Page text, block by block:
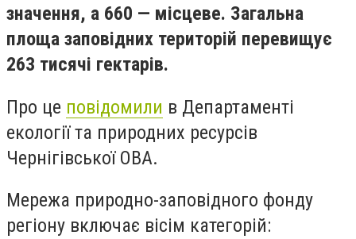
значення, а 660 — місцеве. Загальна
площа заповідних територій перевищує
263 тисячі гектарів.
Про це повідомили в Департаменті
екології та природних ресурсів
Чернігівської ОВА.
Мережа природно-заповідного фонду
регіону включає вісім категорій: